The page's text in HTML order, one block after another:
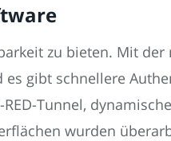
zu bieten. Mit der
es gibt schnellere
Tunnel,
wurden